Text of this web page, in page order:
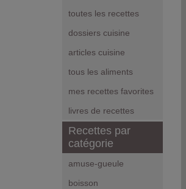
toutes les recettes
dossiers cuisine
articles cuisine
tous les aliments
mes recettes favorites
livres de recettes
Recettes par
catégorie
amuse-gueule
boisson